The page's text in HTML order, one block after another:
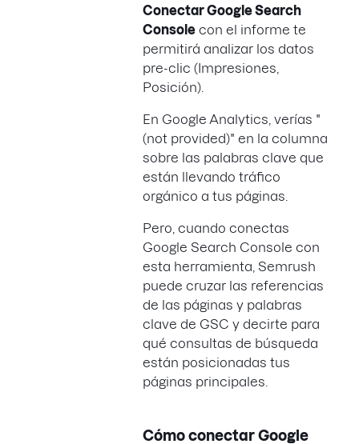
Conectar Google Search
Console con el informe te
permitirá analizar los datos
pre-clic (Impresiones,
Posición).
En Google Analytics, verías "
(not provided)" en la columna
sobre las palabras clave que
están llevando tráfico
orgánico a tus páginas.
Pero, cuando conectas
Google Search Console con
esta herramienta, Semrush
puede cruzar las referencias
de las páginas y palabras
clave de GSC y decirte para
qué consultas de búsqueda
están posicionadas tus
páginas principales.
Cómo conectar Google